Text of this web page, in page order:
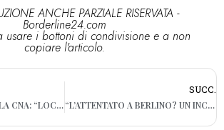
ANCHE PARZIALE RISERVATA -
Borderline24.com
usare i bottoni di condivisione e a non
copiare l'articolo.
BARI, L’APPELLO DELLA CNA: “LOCALI A NORMA PER LA SICUREZZA DEI GIOVANI”
SUCC.
“L’ATTENTATO A BERLINO? UN INCIDENTE STRADALE”: SORVEGLIANZA SPECIALE PER UN BARESE PRO ISLAM RADICALE SUL WEB